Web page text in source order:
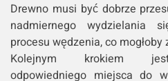
Drewno musi być dobrze
nadmiernego wydzielania
procesu wędzenia, co mogłoby
Kolejnym krokiem
odpowiedniego miejsca do